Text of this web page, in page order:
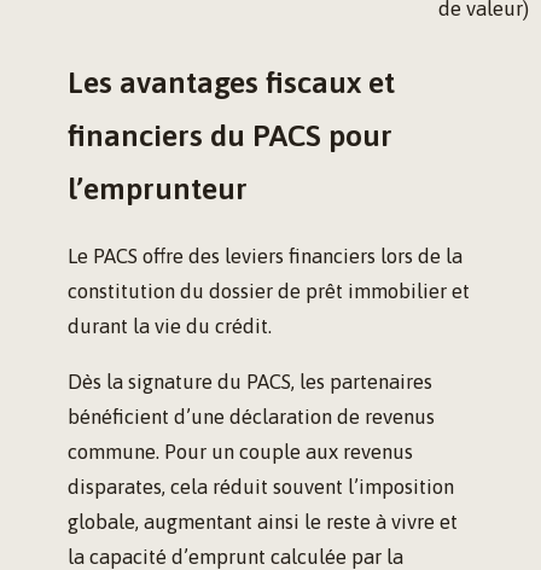
de valeur)
Les avantages fiscaux et
financiers du PACS pour
l’emprunteur
Le PACS offre des leviers financiers lors de la
constitution du dossier de prêt immobilier et
durant la vie du crédit.
Dès la signature du PACS, les partenaires
bénéficient d’une déclaration de revenus
commune. Pour un couple aux revenus
disparates, cela réduit souvent l’imposition
globale, augmentant ainsi le reste à vivre et
la capacité d’emprunt calculée par la